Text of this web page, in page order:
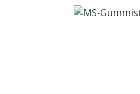
Bildergalerie überspringen